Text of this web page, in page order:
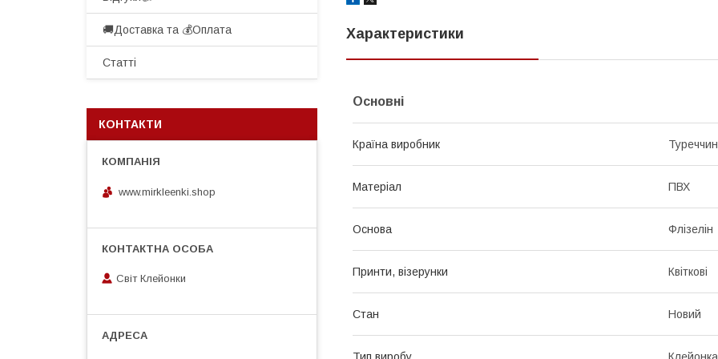
Характеристики
Основні
Країна виробник
Матеріал ПВХ
Основа Флізелін
Принти, візерунки Квіткові
Стан Новий
🚚Доставка та 💰Оплата
Статті
КОНТАКТИ
www.mirkleenki.shop
Світ Клейонки